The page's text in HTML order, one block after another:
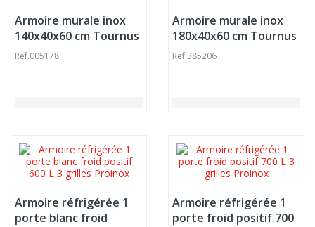
Armoire murale inox
140x40x60 cm Tournus
Ref.005178
Armoire murale inox
180x40x60 cm Tournus
Ref.385206
Armoire réfrigérée 1
porte blanc froid
Armoire réfrigérée 1
porte froid positif 700